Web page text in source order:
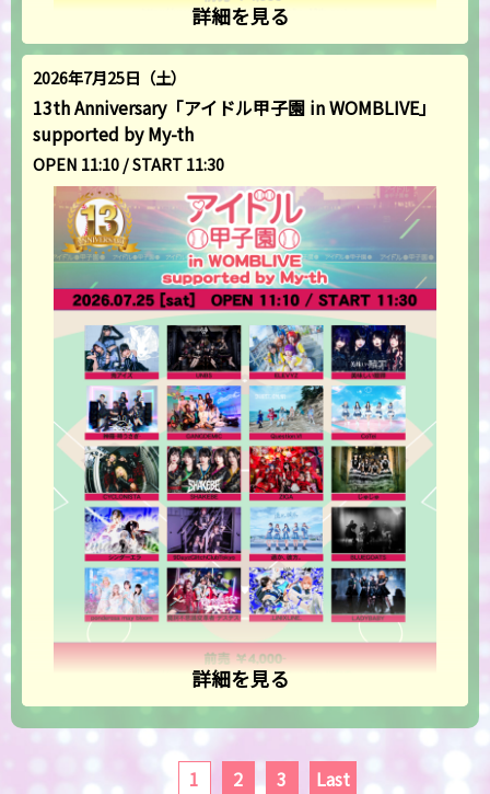
詳細を見る
2026年7月25日（土）
13th Anniversary「アイドル甲子園 in WOMBLIVE」
supported by My-th
OPEN 11:10 / START 11:30
詳細を見る
1 2 3 Last